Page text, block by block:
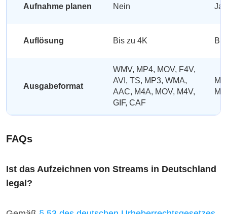
Aufnahme planen Nein Ja
Auflösung Bis zu 4K
Ausgabeformat
WMV, MP4, MOV, F4V,
AVI, TS, MP3, WMA,
AAC, M4A, MOV, M4V,
GIF, CAF
FAQs
Ist das Aufzeichnen von Streams in Deutschland
legal?